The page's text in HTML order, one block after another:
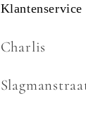
Klantenservice
Charlis